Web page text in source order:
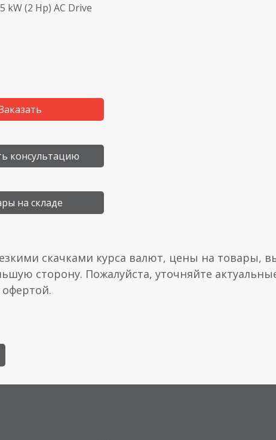
kW (2 Hp) AC Drive
консультацию
на складе
скачками курса валют, цены на товары,
сторону. Пожалуйста, уточняйте